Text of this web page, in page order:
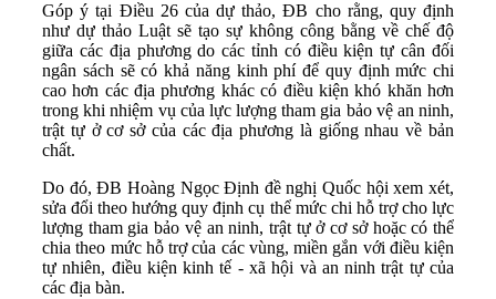
Góp ý tại Điều 26 của dự thảo, ĐB cho rằng, quy định
như dự thảo Luật sẽ tạo sự không công bằng về chế độ
giữa các địa phương do các tỉnh có điều kiện tự cân đối
ngân sách sẽ có khả năng kinh phí để quy định mức chi
cao hơn các địa phương khác có điều kiện khó khăn hơn
trong khi nhiệm vụ của lực lượng tham gia bảo vệ an ninh,
trật tự ở cơ sở của các địa phương là giống nhau về bản
chất.
Do đó, ĐB Hoàng Ngọc Định đề nghị Quốc hội xem xét,
sửa đổi theo hướng quy định cụ thể mức chi hỗ trợ cho lực
lượng tham gia bảo vệ an ninh, trật tự ở cơ sở hoặc có thể
chia theo mức hỗ trợ của các vùng, miền gắn với điều kiện
tự nhiên, điều kiện kinh tế - xã hội và an ninh trật tự của
các địa bàn.